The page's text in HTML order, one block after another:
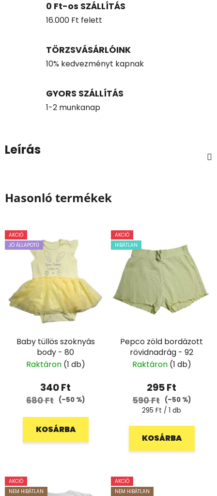
0 Ft-os SZÁLLÍTÁS
16.000 Ft felett
TÖRZSVÁSÁRLÓINK
10% kedvezményt kapnak
GYORS SZÁLLÍTÁS
1-2 munkanap
Leírás
Hasonló termékek
AKCIÓ
JÓ ÁLLAPOTÚ
Baby tüllös szoknyás
body - 80
Raktáron (1 db)
340 Ft
680 Ft (–50 %)
KOSÁRBA
AKCIÓ
HIBÁTLAN
Pepco zöld bordázott
rövidnadrág - 92
Raktáron (1 db)
295 Ft
590 Ft (–50 %)
Egységár:
295 Ft / 1 db
KOSÁRBA
AKCIÓ
NEM HIBÁTLAN
AKCIÓ
NEM HIBÁTLAN